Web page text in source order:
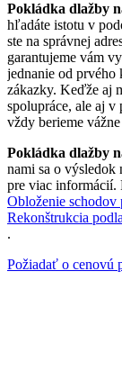
Pokládka dlažby
hľadáte istotu v
ste na správnej
garantujeme vám
jednanie od prvého
zákazky. Keďže aj
spolupráce, ale aj v
vždy berieme
Pokládka dlažby
nami sa o výsledok
pre viac informácií.
Obloženie schodov
Rekonštrukcia
.
Požiadať o cenovú